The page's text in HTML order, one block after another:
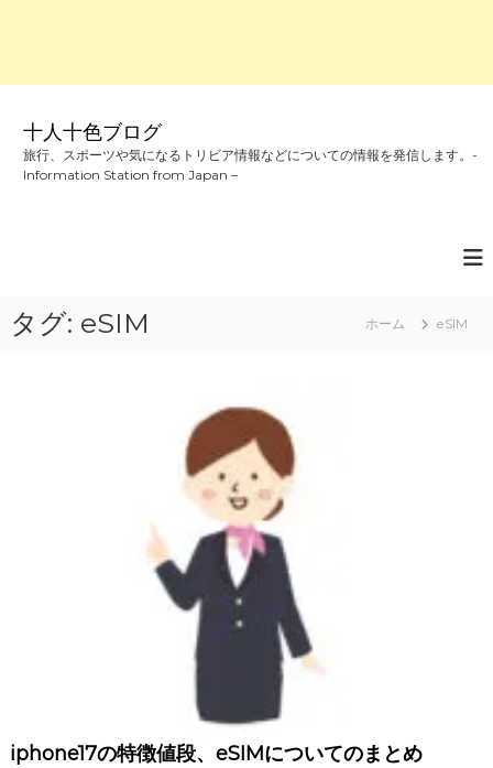
十人十色ブログ
旅行、スポーツや気になるトリビア情報などについての情報を発信します。-
Information Station from Japan –
タグ: eSIM ホーム eSIM
iphone17の特徴値段、eSIMについてのまとめ